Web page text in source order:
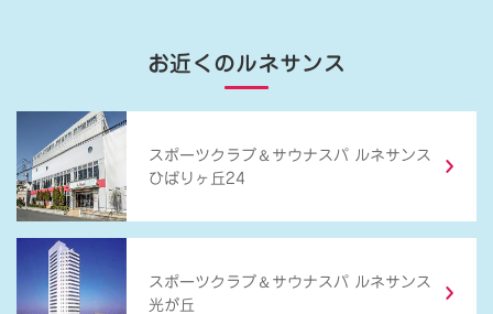
お近くのルネサンス
スポーツクラブ ＆ サウナスパ ルネサンス
ひばりヶ丘24
スポーツクラブ ＆ サウナスパ ルネサンス
光が丘